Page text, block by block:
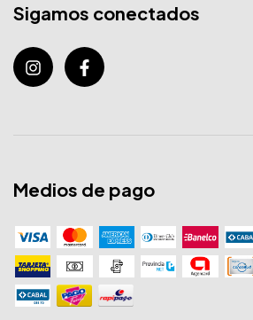
Sigamos conectados
Medios de pago